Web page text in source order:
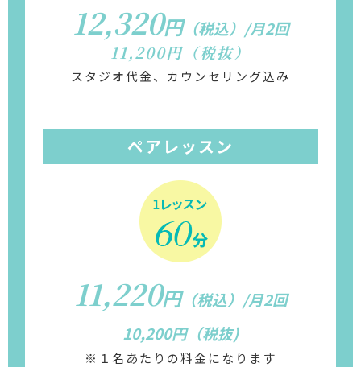
12,320円（税込）/月2回
11,200円（税抜）
スタジオ代金、カウンセリング込み
ペアレッスン
11,220円（税込）/月2回
10,200円（税抜)
※１名あたりの料金になります